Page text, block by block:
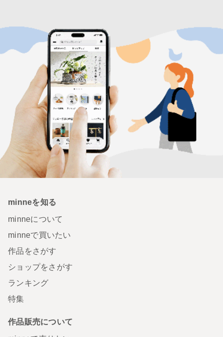
minneを知る
minneについて
minneで買いたい
作品をさがす
ショップをさがす
ランキング
特集
作品販売について